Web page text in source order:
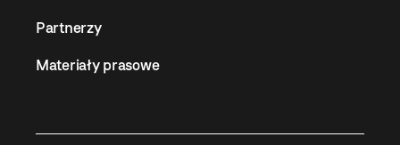
Partnerzy
Materiały prasowe